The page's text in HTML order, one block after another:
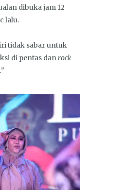
dibuka jam 12
lalu.
tidak sabar untuk
di pentas danrock